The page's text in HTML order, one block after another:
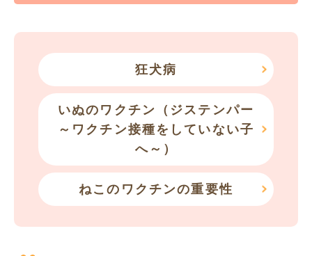
狂犬病
いぬのワクチン（ジステンパー
～ワクチン接種をしていない子
へ～）
ねこのワクチンの重要性